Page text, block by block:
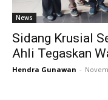
News
Sidang Krusial
Ahli Tegaskan
Hendra Gunawan -